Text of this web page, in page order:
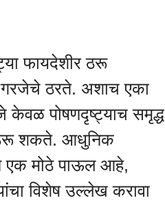
फायदेशीर ठरू
गरजेचे ठरते. अशाच एका
केवळ पोषणदृष्ट्याच समृद्ध
ठरू शकते. आधुनिक
एक मोठे पाऊल आहे,
विशेष उल्लेख करावा